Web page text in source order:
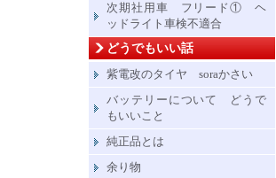
次期社用車 フリード① ヘ
ッドライト車検不適合
どうでもいい話
紫電改のタイヤ soraかさい
バッテリーについて どうで
もいいこと
純正品とは
余り物